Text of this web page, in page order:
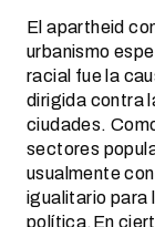
El apartheid
urbanismo
racial fue la
dirigida contra
ciudades.
sectores
usualmente
igualitario para